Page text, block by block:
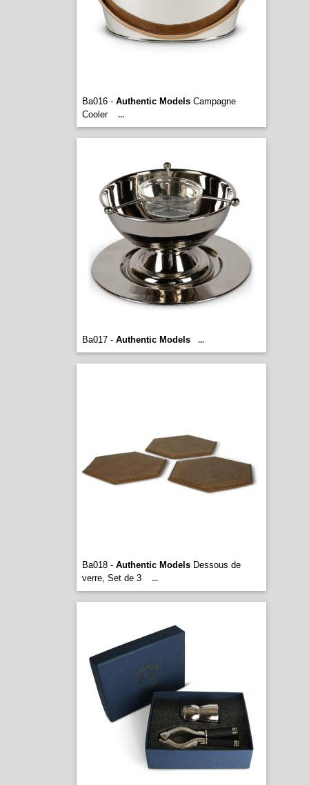
Ba016 - Authentic ModelsCampagne
Cooler
...
Ba017 - Authentic Models ...
Ba018 - Authentic ModelsDessous de
verre, Set de 3
...